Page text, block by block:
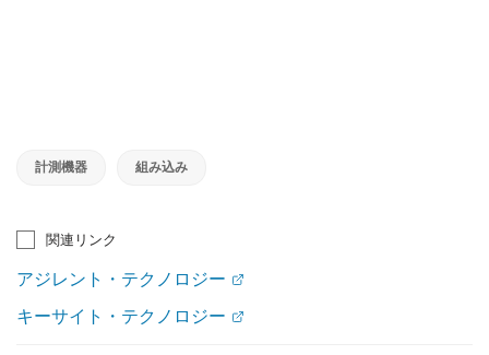
計測機器 組み込み
関連リンク
アジレント・テクノロジー
キーサイト・テクノロジー